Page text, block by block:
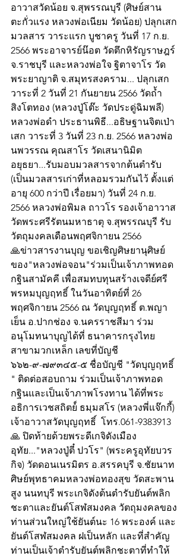
อาวาสวัดน้อย จ.สุพรรณบุรี (ศิษย์สาน
ตะกั่วแรง หลวงพ่อเนียม วัดน้อย) ปลุกเสก
มวลสาร วาระแรก บูชาครู วันที่ 17 ก.ย.
2566 พระอาจารย์น๊อต วัดตึกหิรัญราษฎร์
จ.ราชบุรี และหลวงพ่อใจ ฐิตาจาโร วัด
พระยาญาติ จ.สมุทรสงคราม... ปลุกเสก
วาระที่ 2 วันที่ 21 กันยายน 2566 วัดถ้ำ
สิงโตทอง (หลวงปู่โต๊ะ วัดประดู่ฉิมพลี)
หลวงพ่อดำ ประธานพิธี...อธิษฐานจิตเป่า
เสก วาระที่ 3 วันที่ 23 ก.ย. 2566 หลวงพ่อ
นพวรรณ คุณสาโร วัดเสนานิมิต
อยุธยา...รับมอบมวลสารจากต้นตำรับ
(เป็นมวลสารเก่าที่หลอมรวมกันไว้ ตั้งแต่
อายุ 600 กว่าปี เรื่อยมา) วันที่ 24 ก.ย.
2566 หลวงพ่อพิมล ถาวโร รองเจ้าอาวาส
วัดพระศรีรัตนมหาธาตุ จ.สุพรรณบุรี รับ
วัตถุมงคลเดือนพฤศจิกายน 2566
🙏ข่าวสารงานบุญ ขอเชิญศิษยานุศิษย์
ของ"หลวงพ่อจอน"ร่วมเป็นเจ้าภาพทอด
กฐินสามัคคี เพื่อสมทบทุนสร้างเจดีย์ศรี
พรหมบุญฤทธิ์ ในวันอาทิตย์ที่ 26
พฤศจิกายน 2566 ณ วัดบุญฤทธิ์ ต.พญา
เย็น อ.ปากช่อง จ.นครราชสีมา ร่วม
อนุโมทนาบุญได้ที่ ธนาคารกรุงไทย
สาขามวกเหล็ก เลขที่บัญชี
๖๖๒-๙-๗๙๓๔๕-๕ ชื่อบัญชี "วัดบุญฤทธิ์
" ติดต่อสอบถาม ร่วมเป็นเจ้าภาพทอด
กฐินและเป็นเจ้าภาพโรงทาน ได้ที่พระ
อธิการเวชสถิตย์์ ธมฺมสโร (หลวงพี่แจ๊กกี้)
เจ้าอาวาสวัดบุญฤทธิ์  โทร.061-9383913
🙏 ปิดท้ายด้วยพระดีเกจิดังเมือง
อุทัย..."หลวงปู่ตี๋ ปวโร" (พระครูอุทัยบวร
กิจ) วัดดอนเนรมิตร อ.สรรคบุรี จ.ชัยนาท
ศิษย์พุทธาคมหลวงพ่อทองสุข วัดสะพาน
สูง นนทบุรี พระเกจิดังต้นตำรับยันต์พลิก
ชะตาและยันต์โสฬสมงคล วัตถุมงคลของ
ท่านส่วนใหญ่ใช้ยันต์นะ 16 พระองค์ และ
ยันต์โสฬสมงคล ฝเป็นหลัก และที่สำคัญ
ท่านเป็นเจ้าตำรับยันต์พลิกชะตาที่ทำให้